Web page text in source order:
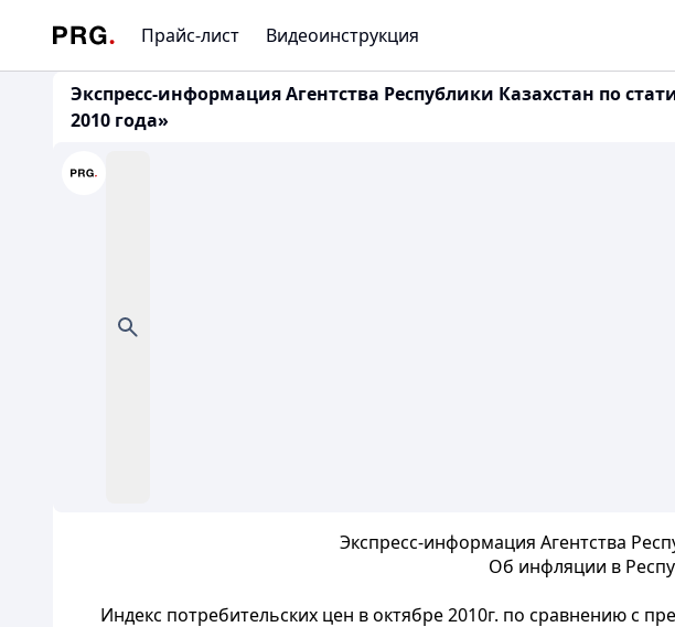
Прайс-лист Видеоинструкция
Экспресс-информация Агентства Республики Казахстан по
2010 года»
Экспресс-информация Агентства
Об инфляции в
Индекс потребительских цен в октябре 2010г. по сравнению с